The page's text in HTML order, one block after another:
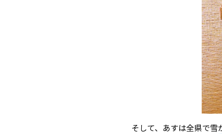
そして、あすは全県で